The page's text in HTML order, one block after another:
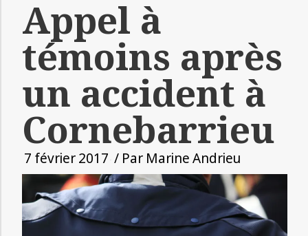
Appel à
témoins après
un accident à
Cornebarrieu
7 février 2017 / Par Marine Andrieu